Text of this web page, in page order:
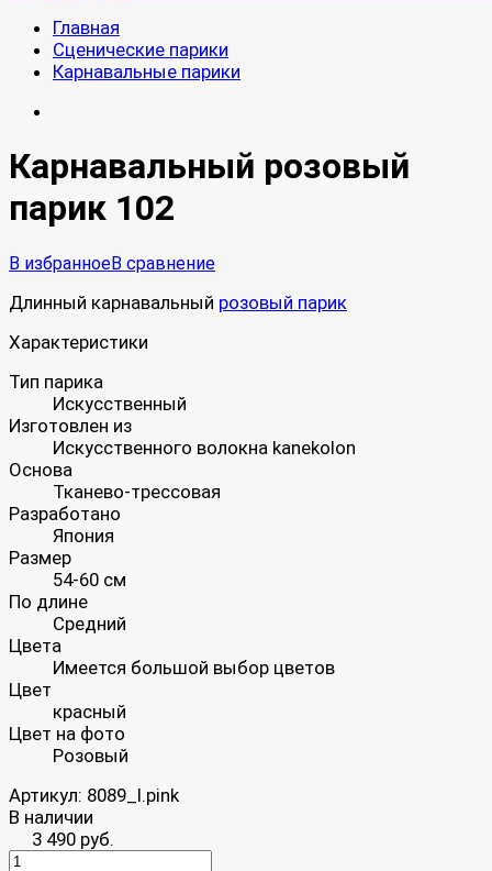
Главная
Сценические парики
Карнавальные парики
Карнавальный розовый
парик 102
В избранноеВ сравнение
Длинный карнавальный розовый парик
Характеристики
Тип парика
Искусственный
Изготовлен из
Искусственного волокна kanekolon
Основа
Тканево-трессовая
Разработано
Япония
Размер
54-60 см
По длине
Средний
Цвета
Имеется большой выбор цветов
Цвет
красный
Цвет на фото
Розовый
Артикул: 8089_l.pink
В наличии
3 490 руб.